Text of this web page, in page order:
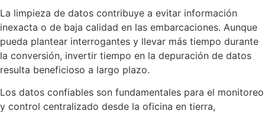
La limpieza de datos contribuye a evitar información
inexacta o de baja calidad en las embarcaciones. Aunque
pueda plantear interrogantes y llevar más tiempo durante
la conversión, invertir tiempo en la depuración de datos
resulta beneficioso a largo plazo.
Los datos confiables son fundamentales para el monitoreo
y control centralizado desde la oficina en tierra,